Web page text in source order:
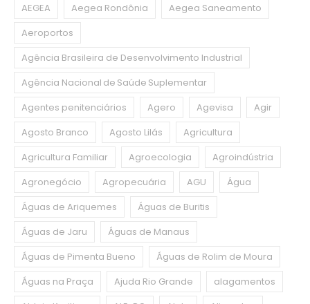
AEGEA Aegea Rondônia
Aegea Saneamento
Aeroportos
Agência Brasileira de Desenvolvimento Industrial
Agência Nacional de Saúde Suplementar
Agentes penitenciários
Agero Agevisa
Agir
Agosto Branco
Agosto Lilás
Agricultura
Agricultura Familiar
Agroecologia
Agroindústria
Agronegócio
Agropecuária AGU
Água
Águas de Ariquemes
Águas de Buritis
Águas de Jaru
Águas de Manaus
Águas de Pimenta Bueno
Águas de Rolim de Moura
Águas na Praça
Ajuda Rio Grande
alagamentos